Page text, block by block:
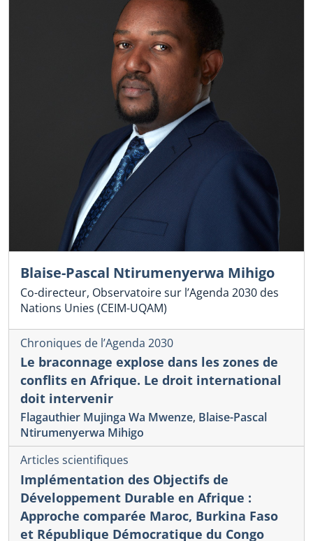
Blaise-Pascal Ntirumenyerwa Mihigo
Co-directeur, Observatoire sur l’Agenda 2030 des
Nations Unies (CEIM-UQAM)
Chroniques de l’Agenda 2030
Le braconnage explose dans les zones de
conflits en Afrique. Le droit international
doit intervenir
Flagauthier Mujinga Wa Mwenze, Blaise-Pascal
Ntirumenyerwa Mihigo
Articles scientifiques
Implémentation des Objectifs de
Développement Durable en Afrique :
Approche comparée Maroc, Burkina Faso
et République Démocratique du Congo